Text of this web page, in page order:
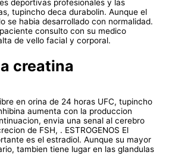
deportivas profesionales y las
tupincho deca durabolin. Aunque el
se habia desarrollado con normalidad.
consulto con su medico
de vello facial y corporal.
creatina
en orina de 24 horas UFC, tupincho
aumenta con la produccion
envia una senal al cerebro
de FSH, . ESTROGENOS El
es el estradiol. Aunque su mayor
tambien tiene lugar en las glandulas